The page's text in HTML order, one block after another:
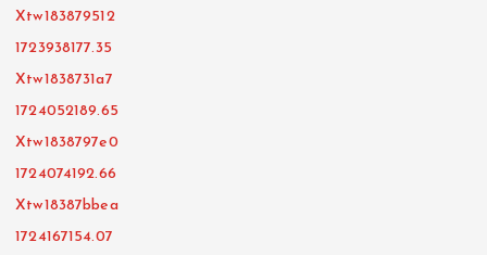
Xtw183879512
1723938177.35
Xtw1838731a7
1724052189.65
Xtw1838797e0
1724074192.66
Xtw18387bbea
1724167154.07